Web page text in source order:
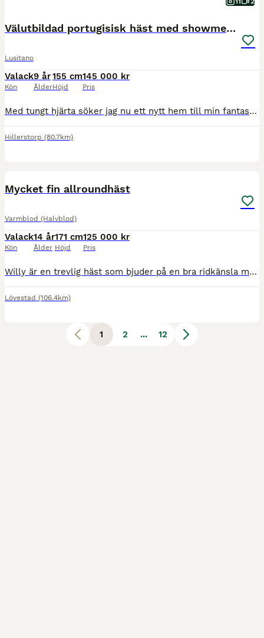
Välutbildad portugisisk häst med showmeriter
Lusitano
Valack
Kön
9 år
Ålder
155 cm
Höjd
145 000 kr
Pris
Med tungt hjärta söker jag nu ett nytt hem till min fantastiska portugisiska häst Nilton, 9 år (ONC-pass). Nilton är en mycket välutbildad häst med stor personlighet, energi och arbetsglädje. Han är modig och inte lättskrämd. Han är lätt för hjälperna och mycket responsiv, vilket gör att han uppskattar en mjuk, erfaren och välbalanserad ryttare. Hans fina utbildning och k
Hillerstorp (80.7km)
Mycket fin allroundhäst
Varmblod (Halvblod)
Valack
Kön
14 år
Ålder
171 cm
Höjd
125 000 kr
Pris
Willy är en trevlig häst som bjuder på en bra ridkänsla med ett extra plus för galoppen. Han har 3 bra gångarter och passar både till hoppning och dressyr. Kan ridas ut på både själv och med andra häs
Lövestad (106.4km)
1 2 ... 12